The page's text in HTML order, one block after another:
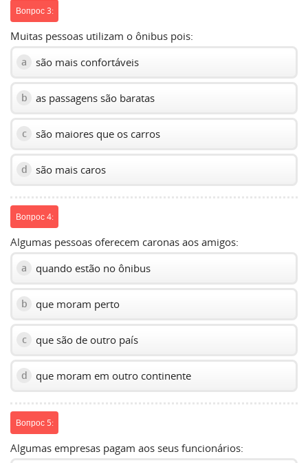
Вопрос 3:
Muitas pessoas utilizam o ônibus pois:
a são mais confortáveis
b as passagens são baratas
c são maiores que os carros
d são mais caros
Вопрос 4:
Algumas pessoas oferecem caronas aos amigos:
a quando estão no ônibus
b que moram perto
c que são de outro país
d que moram em outro continente
Вопрос 5:
Algumas empresas pagam aos seus funcionários: